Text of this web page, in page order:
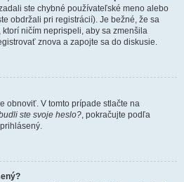
ste chybné používateľské meno alebo
obdržali pri registrácií). Je bežné, že sa
ničím neprispeli, aby sa zmenšila
znova a zapojte sa do diskusie.
obnoviť. V tomto prípade stlačte na
ste svoje heslo?, pokračujte podľa